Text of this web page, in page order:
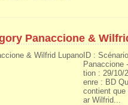
Panaccione &
ID :
Panaccione
tion : 29/10/
enre : BD
contient que
ar Wilfrid...